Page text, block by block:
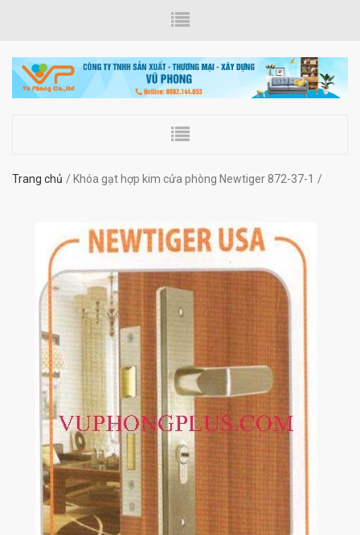
Trang chủ Khóa gạt hợp kim cửa phòng Newtiger 872-37-1